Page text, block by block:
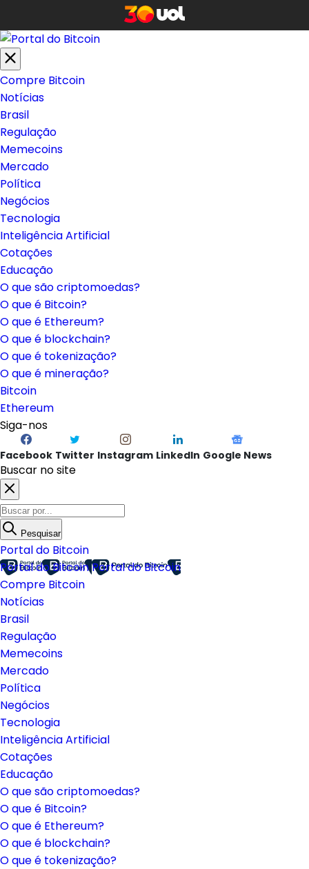
Compre Bitcoin
Notícias
Brasil
Regulação
Memecoins
Mercado
Política
Negócios
Tecnologia
Inteligência Artificial
Cotações
Educação
O que são criptomoedas?
O que é Bitcoin?
O que é Ethereum?
O que é blockchain?
O que é tokenização?
O que é mineração?
Bitcoin
Ethereum
Siga-nos
Facebook Twitter Instagram LinkedIn Google News
Buscar no site
Pesquisar
Portal do Bitcoin
Portal do BitcoinPortal do Bitcoin
Compre Bitcoin
Notícias
Brasil
Regulação
Memecoins
Mercado
Política
Negócios
Tecnologia
Inteligência Artificial
Cotações
Educação
O que são criptomoedas?
O que é Bitcoin?
O que é Ethereum?
O que é blockchain?
O que é tokenização?